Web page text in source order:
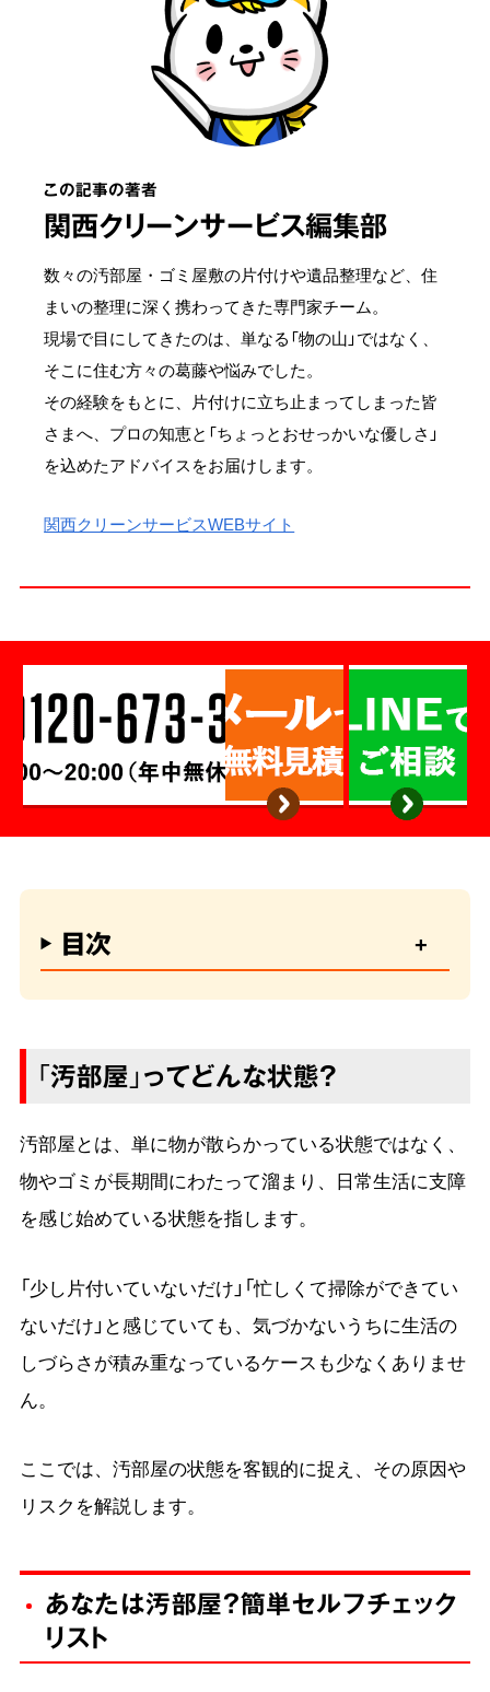
この記事の著者
関西クリーンサービス編集部
数々の汚部屋・ゴミ屋敷の片付けや遺品整理など、住
まいの整理に深く携わってきた専門家チーム。
現場で目にしてきたのは、単なる「物の山」ではなく、
そこに住む方々の葛藤や悩みでした。
その経験をもとに、片付けに立ち止まってしまった皆
さまへ、プロの知恵と「ちょっとおせっかいな優しさ」
を込めたアドバイスをお届けします。
関西クリーンサービスWEBサイト
目次
「汚部屋」ってどんな状態？
汚部屋とは、単に物が散らかっている状態ではなく、
物やゴミが長期間にわたって溜まり、日常生活に支障
を感じ始めている状態を指します。
「少し片付いていないだけ」「忙しくて掃除ができてい
ないだけ」と感じていても、気づかないうちに生活の
しづらさが積み重なっているケースも少なくありませ
ん。
ここでは、汚部屋の状態を客観的に捉え、その原因や
リスクを解説します。
あなたは汚部屋？簡単セルフチェック
リスト